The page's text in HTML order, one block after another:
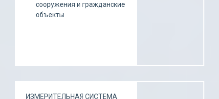
сооружения и гражданские
объекты
ИЗМЕРИТЕЛЬНАЯ СИСТЕМА